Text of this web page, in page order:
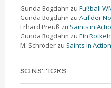
Gunda Bogdahn zu Fußball
Gunda Bogdahn zu Auf der
Erhard Preuß zu Saints in
Gunda Bogdahn zu Ein
M. Schröder zu Saints in
SONSTIGES